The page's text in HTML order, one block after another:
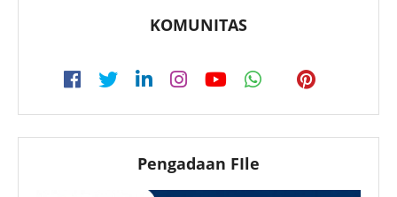
KOMUNITAS
Pengadaan FIle